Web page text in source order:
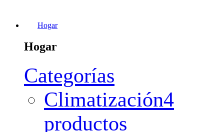
Hogar
Hogar
Categorías
Climatización4
productos